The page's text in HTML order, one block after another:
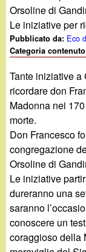
g
a
n
d
i
n
o
.
Orsoline di
Le iniziative per
Pubblicato da: Eco
Categoria
Tante iniziative a
ricordare don
Madonna nei
morte.
Don Francesco
congregazione
Orsoline di
Le iniziative
dureranno una
saranno
conoscere un
coraggioso della